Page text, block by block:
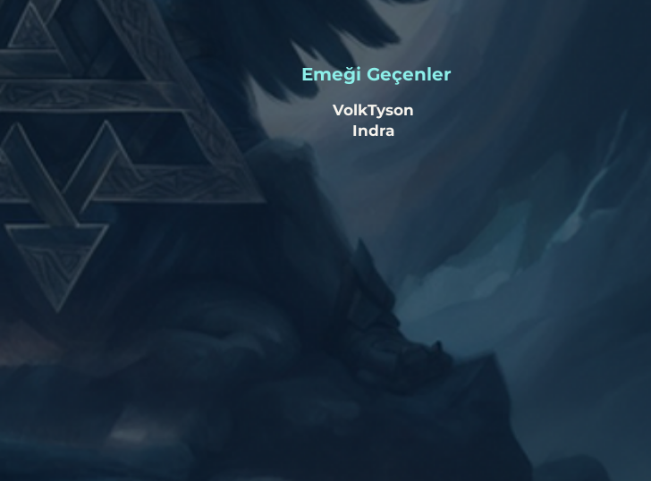
​Emeği Geçenler
VolkTyson
Indra